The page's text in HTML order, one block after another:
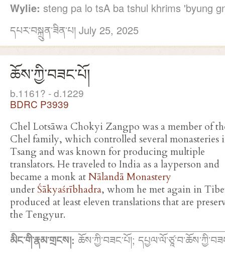
Wylie: steng pa lo tsA ba tshul khrims 'byung
དཔར་བསྐྲུན་ཟིན་པ། July 25, 2025
ཆོས་ཀྱི་བཟང་པོ།
b.1161? - d.1229
BDRC P3939
Chel Lotsāwa Chokyi Zangpo was a member of
Chel family, which controlled several monasteries
Tsang and was known for producing multiple
translators. He traveled to India as a layperson and
became a monk atNālandā Monastery
under Śākyaśrībhadra, whom he met again in
produced at least eleven translations that are
the Tengyur.
མིང་གི་རྣམ་གྲངས།: ཆོས་ཀྱི་བཟང་པོ།;